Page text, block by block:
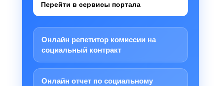
Перейти в сервисы портала
Онлайн репетитор комиссии на
социальный контракт
Онлайн отчет по социальному